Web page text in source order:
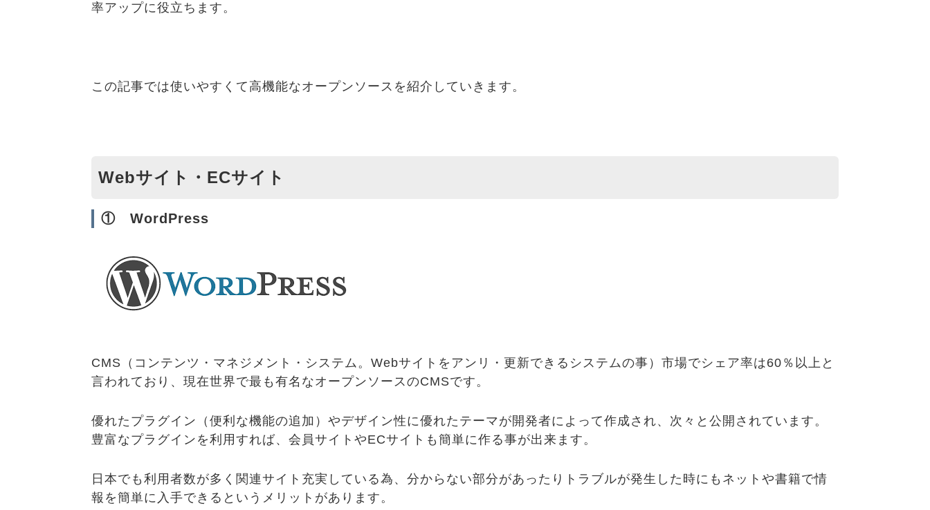
率アップに役立ちます。
この記事では使いやすくて高機能なオープンソースを紹介していきます。
Webサイト・ECサイト
① WordPress
CMS（コンテンツ・マネジメント・システム。Webサイトをアンリ・更新できるシステムの事）市場でシェア率は60％以上と
言われており、現在世界で最も有名なオープンソースのCMSです。
優れたプラグイン（便利な機能の追加）やデザイン性に優れたテーマが開発者によって作成され、次々と公開されています。
豊富なプラグインを利用すれば、会員サイトやECサイトも簡単に作る事が出来ます。
日本でも利用者数が多く関連サイト充実している為、分からない部分があったりトラブルが発生した時にもネットや書籍で情
報を簡単に入手できるというメリットがあります。